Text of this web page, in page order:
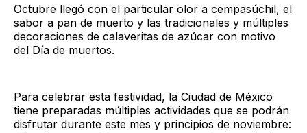
Octubre llegó con el particular olor a cempasúchil, el
sabor a pan de muerto y las tradicionales y múltiples
decoraciones de calaveritas de azúcar con motivo
del Día de muertos.
Para celebrar esta festividad, la Ciudad de México
tiene preparadas múltiples actividades que se podrán
disfrutar durante este mes y principios de noviembre: